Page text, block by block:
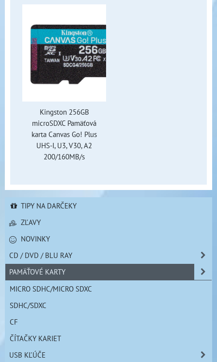
Kingston 256GB
microSDXC Pamäťová
karta Canvas Go! Plus
UHS-I, U3, V30, A2
200/160MB/s
TIPY NA DARČEKY
ZĽAVY
NOVINKY
CD / DVD / BLU RAY
PAMÄŤOVÉ KARTY
MICRO SDHC/MICRO SDXC
SDHC/SDXC
CF
ČÍTAČKY KARIET
USB KĽÚČE